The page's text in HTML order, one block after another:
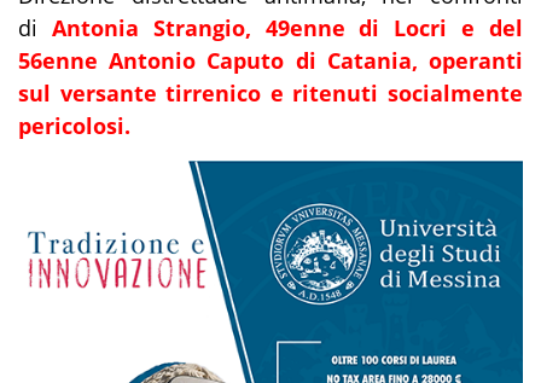
di Antonia Strangio, 49enne di Locri e del
56enne Antonio Caputo di Catania, operanti
sul versante tirrenico e ritenuti socialmente
pericolosi.